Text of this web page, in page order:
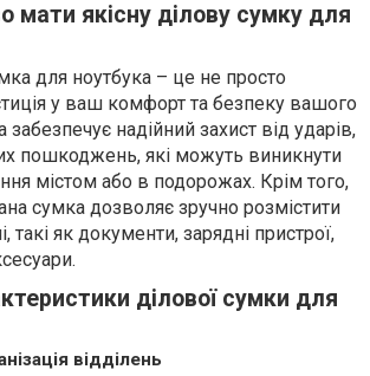
мати якісну ділову сумку для
для ноутбука – це не просто
у ваш комфорт та безпеку вашого
надійний захист від ударів,
пошкоджень, які можуть виникнути
містом або в подорожах. Крім того,
сумка дозволяє зручно розмістити
такі як документи, зарядні пристрої,
ділової сумки для
відділень